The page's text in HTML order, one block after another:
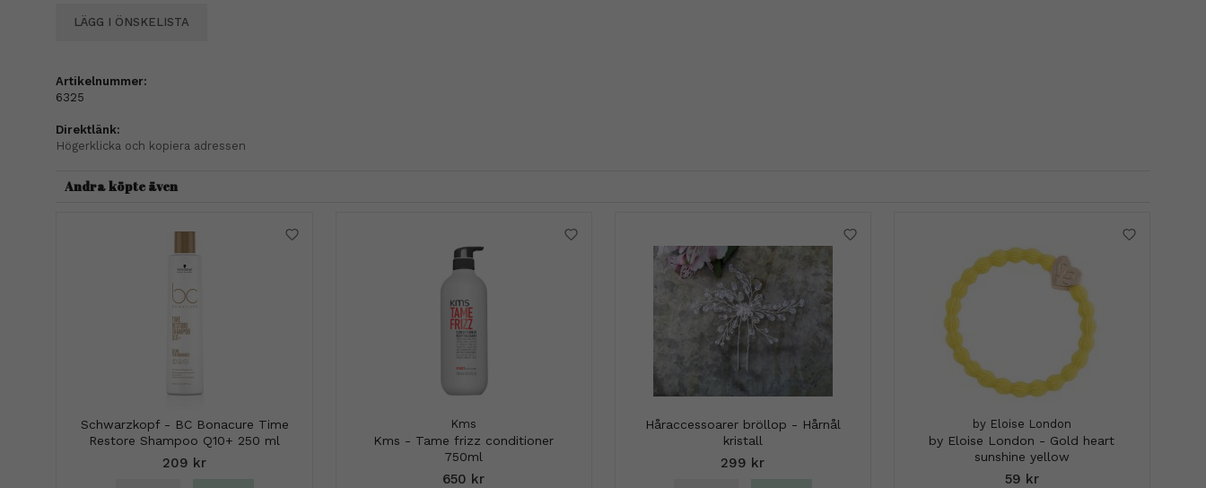
LÄGG I ÖNSKELISTA
Artikelnummer:
6325
Direktlänk:
Högerklicka och kopiera adressen
Andra köpte även
Schwarzkopf - BC Bonacure Time
Restore Shampoo Q10+ 250 ml
209 kr
Kms
Kms - Tame frizz conditioner
750ml
650 kr
Håraccessoarer bröllop - Hårnål
kristall
299 kr
by Eloise London
by Eloise London - Gold heart
sunshine yellow
59 kr